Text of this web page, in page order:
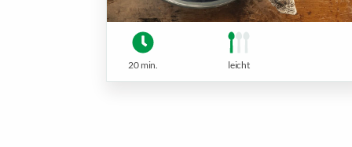
20 min. leicht